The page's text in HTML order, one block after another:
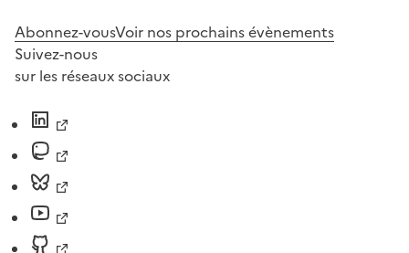
Abonnez-vousVoir nos prochains évènements
Suivez-nous
sur les réseaux sociaux